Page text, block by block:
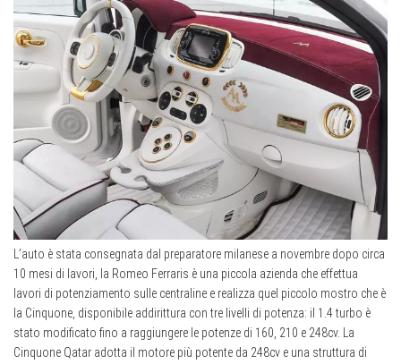
L’auto è stata consegnata dal preparatore milanese a novembre dopo circa
10 mesi di lavori, la Romeo Ferraris è una piccola azienda che effettua
lavori di potenziamento sulle centraline e realizza quel piccolo mostro che è
la Cinquone, disponibile addirittura con tre livelli di potenza: il 1.4 turbo è
stato modificato fino a raggiungere le potenze di 160, 210 e 248cv. La
Cinquone Qatar adotta il motore più potente da 248cv e una struttura di